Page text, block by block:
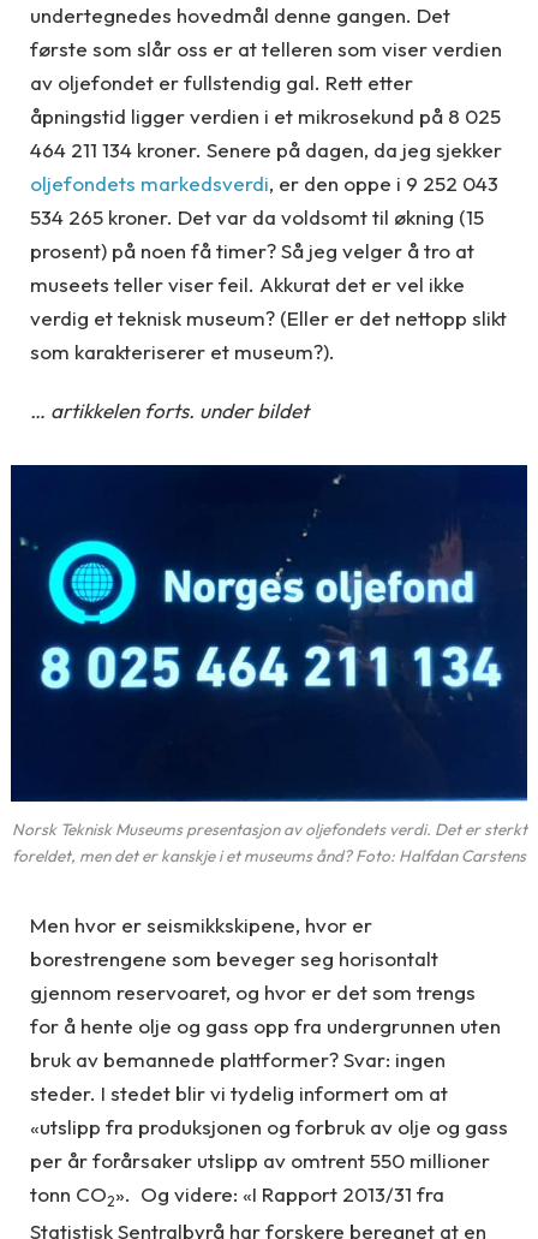
undertegnedes hovedmål denne gangen. Det
første som slår oss er at telleren som viser verdien
av oljefondet er fullstendig gal. Rett etter
åpningstid ligger verdien i et mikrosekund på 8 025
464 211 134 kroner. Senere på dagen, da jeg sjekker
oljefondets markedsverdi, er den oppe i 9 252 043
534 265 kroner. Det var da voldsomt til økning (15
prosent) på noen få timer? Så jeg velger å tro at
museets teller viser feil. Akkurat det er vel ikke
verdig et teknisk museum? (Eller er det nettopp slikt
som karakteriserer et museum?).
… artikkelen forts. under bildet
Norsk Teknisk Museums presentasjon av oljefondets verdi. Det er sterkt
foreldet, men det er kanskje i et museums ånd? Foto: Halfdan Carstens
Men hvor er seismikkskipene, hvor er
borestrengene som beveger seg horisontalt
gjennom reservoaret, og hvor er det som trengs
for å hente olje og gass opp fra undergrunnen uten
bruk av bemannede plattformer? Svar: ingen
steder. I stedet blir vi tydelig informert om at
«utslipp fra produksjonen og forbruk av olje og gass
per år forårsaker utslipp av omtrent 550 millioner
tonn CO2». Og videre: «I Rapport 2013/31 fra
Statistisk Sentralbyrå har forskere beregnet at en